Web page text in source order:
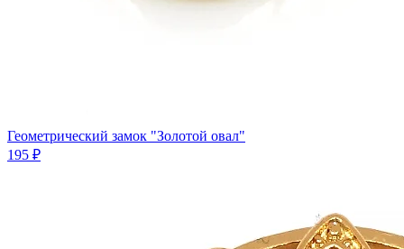
Геометрический замок "Золотой овал"
195 ₽